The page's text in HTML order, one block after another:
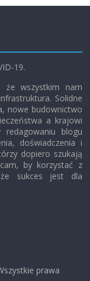
19.
że wszystkim nam
Solidne
nowe budownictwo
a krajowi
blogu
doświadczenia i
dopiero szukają
by korzystać z
sukces jest dla
prawa